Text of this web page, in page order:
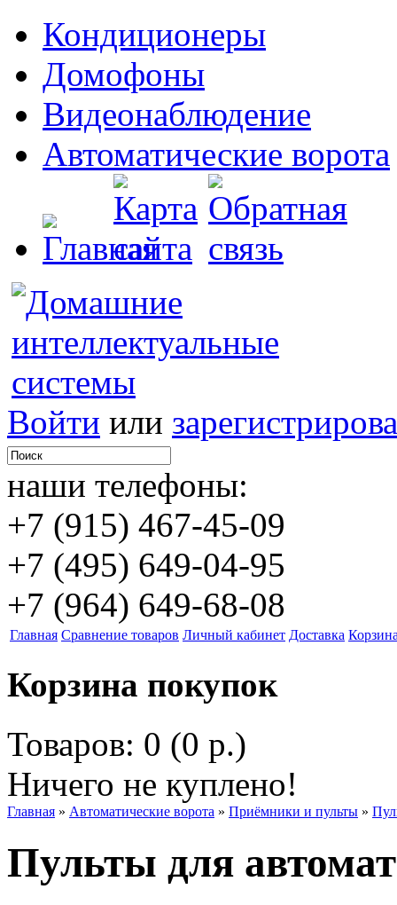
Кондиционеры
Домофоны
Видеонаблюдение
Автоматические ворота
Войти или
наши телефоны:
+7 (915) 467-45-09
+7 (495) 649-04-95
+7 (964) 649-68-08
Главная Сравнение товаров Личный кабинет Доставка
Корзина покупок
Товаров: 0 (0 р.)
Ничего не куплено!
Главная » Автоматические ворота » Приёмники и пульты »
Пульты для